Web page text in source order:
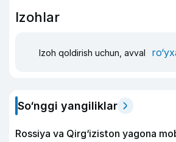
Izohlar
Izoh qoldirish uchun, avval
So‘nggi yangiliklar
Rossiya va Qirg‘iziston yagona